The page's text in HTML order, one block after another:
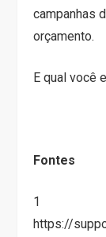
campanhas
orçamento.
E qual você
Fontes
1
https://